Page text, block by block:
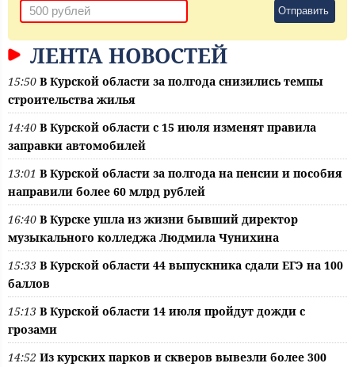
Отправить
ЛЕНТА НОВОСТЕЙ
15:50 В Курской области за полгода снизились темпы
строительства жилья
14:40 В Курской области с 15 июля изменят правила
заправки автомобилей
13:01 В Курской области за полгода на пенсии и пособия
направили более 60 млрд рублей
16:40 В Курске ушла из жизни бывший директор
музыкального колледжа Людмила Чунихина
15:33 В Курской области 44 выпускника сдали ЕГЭ на 100
баллов
15:13 В Курской области 14 июля пройдут дожди с
грозами
14:52 Из курских парков и скверов вывезли более 300